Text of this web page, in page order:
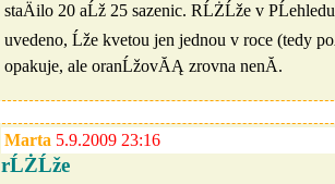
staÄilo 20 aĹž 25 sazenic. RĹŻĹže v
uvedeno, Ĺže kvetou jen jednou v roce (tedy
opakuje, ale oranĹžovĂĄ zrovna nenĂ­.
Marta 5.9.2009 23:16
rĹŻĹže